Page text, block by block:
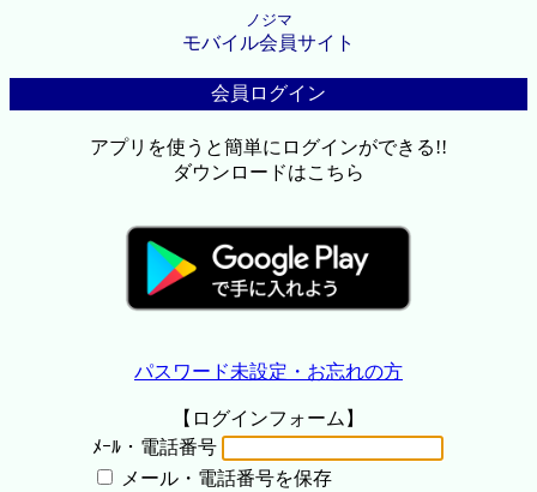
ノジマ
モバイル会員サイト
会員ログイン
アプリを使うと簡単にログインができる!!
ダウンロードはこちら
パスワード未設定・お忘れの方
【ログインフォーム】
ﾒｰﾙ・電話番号
メール・電話番号を保存